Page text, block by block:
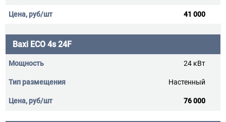
41 000
Baxi ECO 4s 24F
24 кВт
Настенный
76 000